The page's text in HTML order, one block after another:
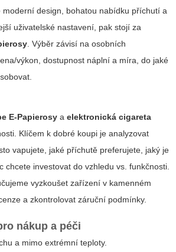
moderní design, bohatou nabídku příchutí a
uživatelské nastavení, pak stojí za
. Výběr závisí na osobních
výkon, dostupnost náplní a míra, do jaké
E-Papierosy a elektronická cigareta
Klíčem k dobré koupi je analyzovat
vapujete, jaké příchutě preferujete, jaký je
chcete investovat do vzhledu vs. funkčnosti.
vyzkoušet zařízení v kamenném
a zkontrolovat záruční podmínky.
nákup a péči
a mimo extrémní teploty.